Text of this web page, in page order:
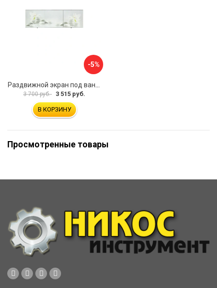
-5%
3 700 руб. 3 515 руб.
В КОРЗИНУ
Просмотренные товары